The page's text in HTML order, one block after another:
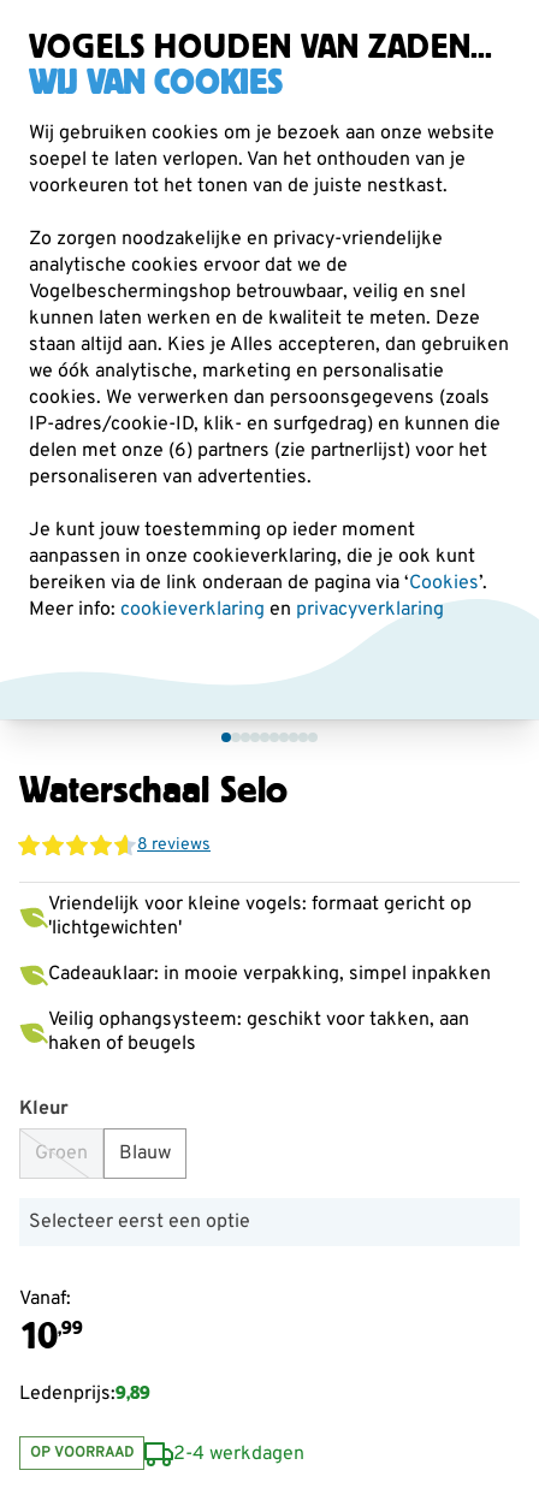
VOGELS HOUDEN VAN ZADEN...
WIJ VAN COOKIES
Wij gebruiken cookies om je bezoek aan onze website
soepel te laten verlopen. Van het onthouden van je
voorkeuren tot het tonen van de juiste nestkast.
Zo zorgen noodzakelijke en privacy-vriendelijke
analytische cookies ervoor dat we de
Vogelbeschermingshop betrouwbaar, veilig en snel
kunnen laten werken en de kwaliteit te meten. Deze
staan altijd aan. Kies je Alles accepteren, dan gebruiken
we óók analytische, marketing en personalisatie
cookies. We verwerken dan persoonsgegevens (zoals
IP-adres/cookie-ID, klik- en surfgedrag) en kunnen die
delen met onze (6) partners (zie partnerlijst) voor het
personaliseren van advertenties.
Je kunt jouw toestemming op ieder moment
aanpassen in onze cookieverklaring, die je ook kunt
bereiken via de link onderaan de pagina via ‘Cookies’.
Meer info: cookieverklaring en privacyverklaring
Voederhuisjes & -silo's Waterschalen
Waterschaal Selo
8 reviews
Vriendelijk voor kleine vogels: formaat gericht op
'lichtgewichten'
Cadeauklaar: in mooie verpakking, simpel inpakken
Veilig ophangsysteem: geschikt voor takken, aan
haken of beugels
Kleur
Groen
Blauw
Selecteer eerst een optie
Vanaf:
10,99
Ledenprijs:9,89
OP VOORRAAD 2-4 werkdagen